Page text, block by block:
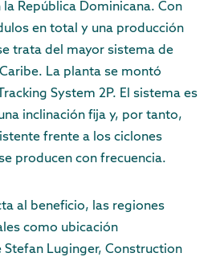
República Dominicana. Con
en total y una producción
trata del mayor sistema de
La planta se montó
System 2P. El sistema es
inclinación fija y, por tanto,
frente a los ciclones
producen con frecuencia.
al beneficio, las regiones
como ubicación
Luginger, Construction